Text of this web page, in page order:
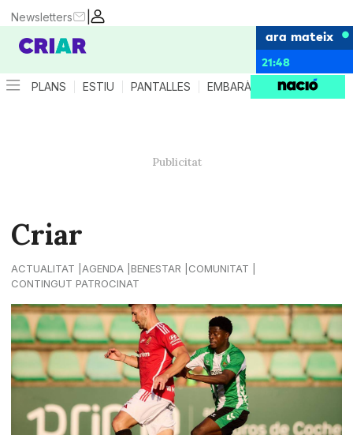
|
Newsletters
ara mateix
21:48
PLANS ESTIU PANTALLES EMBARÀS CRIANÇA
Criar
ACTUALITAT AGENDA BENESTAR
COMUNITAT
CONTINGUT PATROCINAT